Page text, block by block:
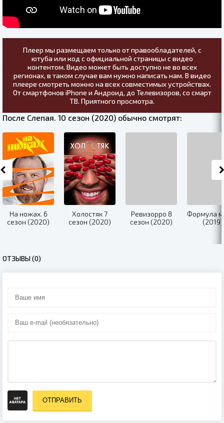
Плеер мы размещаем только от правообладателей, с
ютуба или код с официальной страницы с видео
контентом. Видео может быть доступно не во всех
регионах, в таком случае вам нужно написать нам. В видео
плеере смотреть можно на всех совместимых устройствах.
От смартфонов iPhone и Андроид, до Телевизоров, со смарт
ТВ. Приятного просмотра.
После Слепая. 10 сезон (2020) обычно смотрят:
На ножах. 6
сезон (2020)
Холостяк 7
сезон (2020)
Ревизорро 8
сезон (2020)
Формула
(2019)
ОТЗЫВЫ (0)
ОТПРАВИТЬ